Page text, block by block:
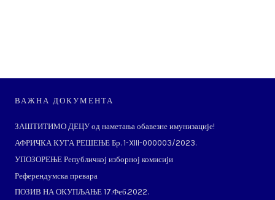
ВАЖНА ДОКУМЕНТА
ЗАШТИТИМО ДЕЦУ од наметања обавезне имунизације!
АФРИЧКА КУГА РЕШЕЊЕ Бр. 1-XIII-000003/2023.
УПОЗОРЕЊЕ Републичкој изборној комисији
Референдумска превара
ПОЗИВ НА ОКУПЉАЊЕ 17.Феб.2022.